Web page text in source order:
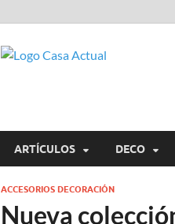
ARTÍCULOS DECO
ACCESORIOS DECORACIÓN
Nueva